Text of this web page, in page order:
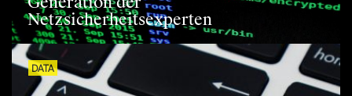
Netzsicherheitsexperten
DATA